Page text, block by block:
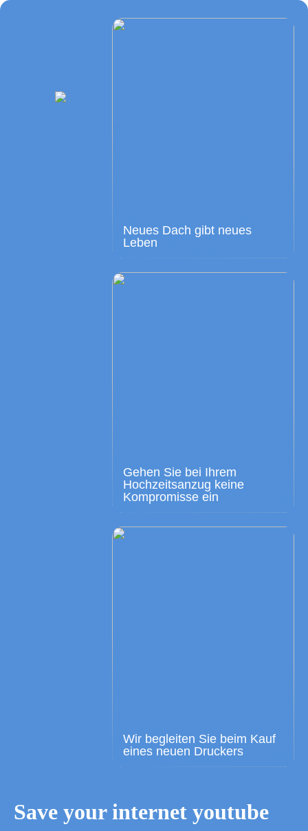
Neues Dach gibt neues
Leben
Gehen Sie bei Ihrem
Hochzeitsanzug keine
Kompromisse ein
Wir begleiten Sie beim Kauf
eines neuen Druckers
Save your internet youtube